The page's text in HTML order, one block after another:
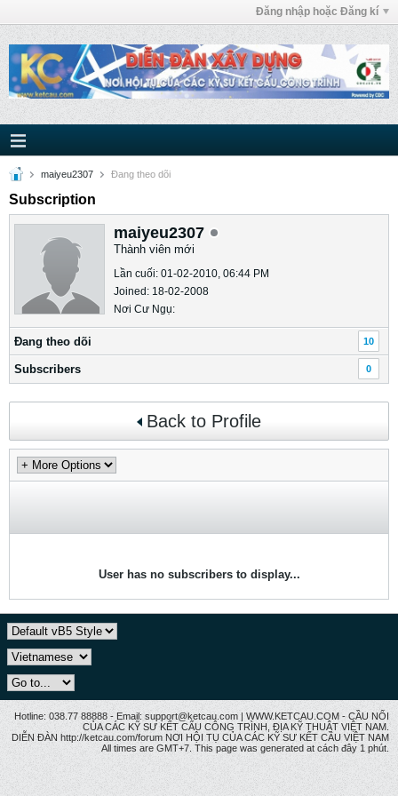
Đăng nhập hoặc Đăng kí
maiyeu2307 Ðang theo dõi
Subscription
maiyeu2307
Thành viên mới
Lần cuối: 01-02-2010, 06:44 PM
Joined: 18-02-2008
Nơi Cư Ngụ:
Ðang theo dõi 10
Subscribers 0
Back to Profile
User has no subscribers to display...
Hotline: 038.77 88888 - Email: support@ketcau.com | WWW.KETCAU.COM - CẦU NỐI
CỦA CÁC KỸ SƯ KẾT CẤU CÔNG TRÌNH, ĐỊA KỸ THUẬT VIỆT NAM.
DIỄN ĐÀN http://ketcau.com/forum NƠI HỘI TỤ CỦA CÁC KỸ SƯ KẾT CÂU VIỆT NAM
All times are GMT+7. This page was generated at cách đây 1 phút.